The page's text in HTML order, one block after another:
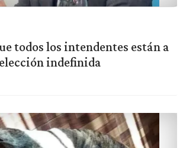
todos los intendentes están a
indefinida